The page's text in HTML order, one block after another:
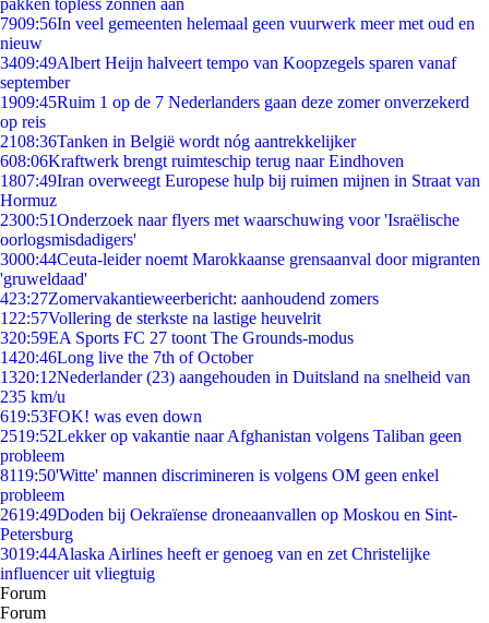
pakken topless zonnen aan
7909:56In veel gemeenten helemaal geen vuurwerk meer met oud en
nieuw
3409:49Albert Heijn halveert tempo van Koopzegels sparen vanaf
september
1909:45Ruim 1 op de 7 Nederlanders gaan deze zomer onverzekerd
op reis
2108:36Tanken in België wordt nóg aantrekkelijker
608:06Kraftwerk brengt ruimteschip terug naar Eindhoven
1807:49Iran overweegt Europese hulp bij ruimen mijnen in Straat van
Hormuz
2300:51Onderzoek naar flyers met waarschuwing voor 'Israëlische
oorlogsmisdadigers'
3000:44Ceuta-leider noemt Marokkaanse grensaanval door migranten
'gruweldaad'
423:27Zomervakantieweerbericht: aanhoudend zomers
1 22:57Vollering de sterkste na lastige heuvelrit
320:59EA Sports FC 27 toont The Grounds-modus
1420:46Long live the 7th of October
1320:12Nederlander (23) aangehouden in Duitsland na snelheid van
235 km/u
619:53FOK! was even down
2519:52Lekker op vakantie naar Afghanistan volgens Taliban geen
probleem
8119:50'Witte' mannen discrimineren is volgens OM geen enkel
probleem
2619:49Doden bij Oekraïense droneaanvallen op Moskou en Sint-
Petersburg
3019:44Alaska Airlines heeft er genoeg van en zet Christelijke
influencer uit vliegtuig
Forum
Forum